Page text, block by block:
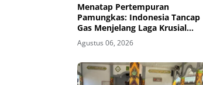
Menatap Pertempuran
Pamungkas: Indonesia Tancap
Gas Menjelang Laga Krusial
Kontra Singapura
Agustus 06, 2026